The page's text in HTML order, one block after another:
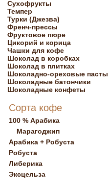
Сухофрукты
Темпер
Турки (Джезва)
Френч-прессы
Фруктовое пюре
Цикорий и корица
Чашки для кофе
Шоколад в коробках
Шоколад в плитках
Шоколадно-ореховые пасты
Шоколадные батончики
Шоколадные конфеты
Сорта кофе
100 % Арабика
Марагоджип
Арабика + Робуста
Робуста
Либерика
Эксцельза